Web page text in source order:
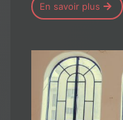
En savoir plus